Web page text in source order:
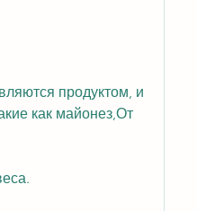
продуктом, и
как майонез,От